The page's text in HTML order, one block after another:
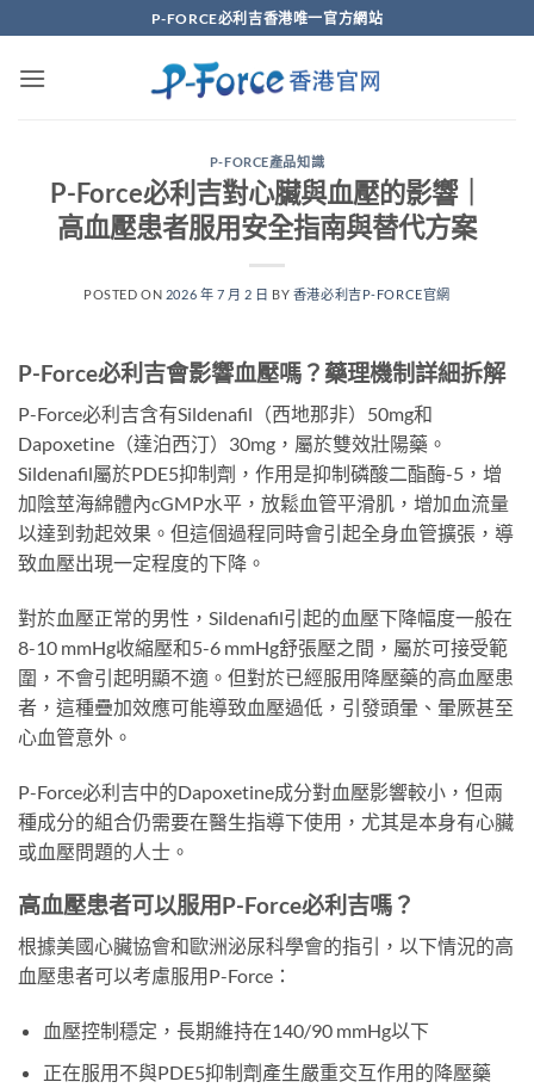
to
content
P-FORCE必利吉香港唯一官方網站
P-FORCE產品知識
P-Force必利吉對心臟與血壓的影響｜
高血壓患者服用安全指南與替代方案
POSTED ON 2026 年 7 月 2 日 BY 香港必利吉P-FORCE官網
P-Force必利吉會影響血壓嗎？藥理機制詳細拆解
P-Force必利吉含有Sildenafil（西地那非）50mg和
Dapoxetine（達泊西汀）30mg，屬於雙效壯陽藥。
Sildenafil屬於PDE5抑制劑，作用是抑制磷酸二酯酶-5，增
加陰莖海綿體內cGMP水平，放鬆血管平滑肌，增加血流量
以達到勃起效果。但這個過程同時會引起全身血管擴張，導
致血壓出現一定程度的下降。
對於血壓正常的男性，Sildenafil引起的血壓下降幅度一般在
8-10 mmHg收縮壓和5-6 mmHg舒張壓之間，屬於可接受範
圍，不會引起明顯不適。但對於已經服用降壓藥的高血壓患
者，這種疊加效應可能導致血壓過低，引發頭暈、暈厥甚至
心血管意外。
P-Force必利吉中的Dapoxetine成分對血壓影響較小，但兩
種成分的組合仍需要在醫生指導下使用，尤其是本身有心臟
或血壓問題的人士。
高血壓患者可以服用P-Force必利吉嗎？
根據美國心臟協會和歐洲泌尿科學會的指引，以下情況的高
血壓患者可以考慮服用P-Force：
血壓控制穩定，長期維持在140/90 mmHg以下
正在服用不與PDE5抑制劑產生嚴重交互作用的降壓藥